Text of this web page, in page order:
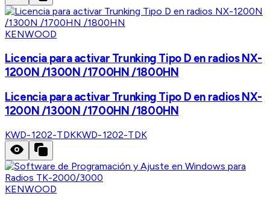
KENWOOD
Licencia para activar Trunking Tipo D en radios NX-
1200N /1300N /1700HN /1800HN
Licencia para activar Trunking Tipo D en radios NX-
1200N /1300N /1700HN /1800HN
KWD-1202-TDKKWD-1202-TDK
KENWOOD